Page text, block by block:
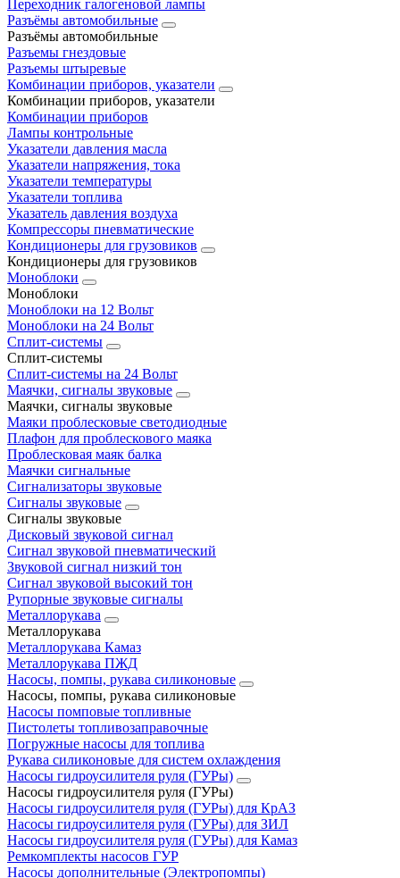
Переходник галогеновой лампы
Разъёмы автомобильные
Разъёмы автомобильные
Разъемы гнездовые
Разъемы штыревые
Комбинации приборов, указатели
Комбинации приборов, указатели
Комбинации приборов
Лампы контрольные
Указатели давления масла
Указатели напряжения, тока
Указатели температуры
Указатели топлива
Указатель давления воздуха
Компрессоры пневматические
Кондиционеры для грузовиков
Кондиционеры для грузовиков
Моноблоки
Моноблоки
Моноблоки на 12 Вольт
Моноблоки на 24 Вольт
Сплит-системы
Сплит-системы
Сплит‑системы на 24 Вольт
Маячки, сигналы звуковые
Маячки, сигналы звуковые
Маяки проблесковые светодиодные
Плафон для проблескового маяка
Проблесковая маяк балка
Маячки сигнальные
Сигнализаторы звуковые
Сигналы звуковые
Сигналы звуковые
Дисковый звуковой сигнал
Сигнал звуковой пневматический
Звуковой сигнал низкий тон
Сигнал звуковой высокий тон
Рупорные звуковые сигналы
Металлорукава
Металлорукава
Металлорукава Камаз
Металлорукава ПЖД
Насосы, помпы, рукава силиконовые
Насосы, помпы, рукава силиконовые
Насосы помповые топливные
Пистолеты топливозаправочные
Погружные насосы для топлива
Рукава силиконовые для систем охлаждения
Насосы гидроусилителя руля (ГУРы)
Насосы гидроусилителя руля (ГУРы)
Насосы гидроусилителя руля (ГУРы) для КрАЗ
Насосы гидроусилителя руля (ГУРы) для ЗИЛ
Насосы гидроусилителя руля (ГУРы) для Камаз
Ремкомплекты насосов ГУР
Насосы дополнительные (Электропомпы)